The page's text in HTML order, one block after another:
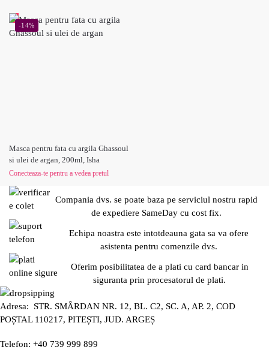
-14%
Masca pentru fata cu argila Ghassoul
si ulei de argan, 200ml, Isha
Conecteaza-te pentru a vedea pretul
Compania dvs. se poate baza pe serviciul nostru rapid
de expediere SameDay cu cost fix.
Echipa noastra este intotdeauna gata sa va ofere
asistenta pentru comenzile dvs.
Oferim posibilitatea de a plati cu card bancar in
siguranta prin procesatorul de plati.
Adresa: STR. SMÂRDAN NR. 12, BL. C2, SC. A, AP. 2, COD
POȘTAL 110217, PITEȘTI, JUD. ARGEȘ
Telefon: +40 739 999 899